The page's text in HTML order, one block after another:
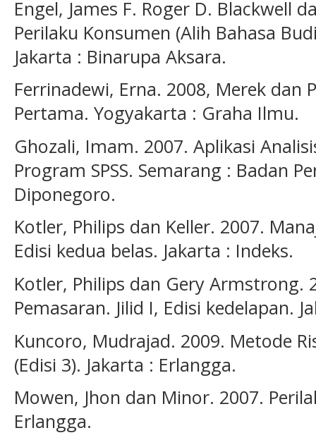
Engel, James F. Roger D. Blackwell
Perilaku Konsumen (Alih Bahasa
Jakarta : Binarupa Aksara.
Ferrinadewi, Erna. 2008, Merek dan
Pertama. Yogyakarta : Graha Ilmu.
Ghozali, Imam. 2007. Aplikasi
Program SPSS. Semarang : Badan
Diponegoro.
Kotler, Philips dan Keller. 2007.
Edisi kedua belas. Jakarta : Indeks.
Kotler, Philips dan Gery Armstrong.
Pemasaran. Jilid I, Edisi kedelapan.
Kuncoro, Mudrajad. 2009. Metode
(Edisi 3). Jakarta : Erlangga.
Mowen, Jhon dan Minor. 2007.
Erlangga.